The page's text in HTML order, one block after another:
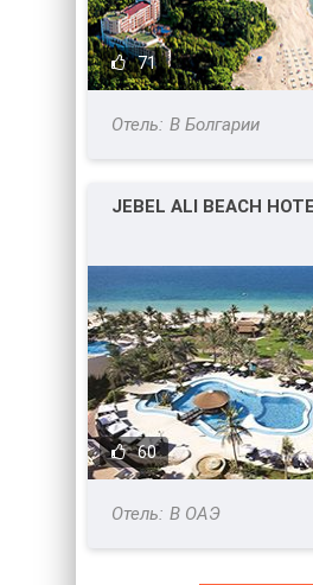
71
В Болгарии
JEBEL ALI BEACH
60
В ОАЭ